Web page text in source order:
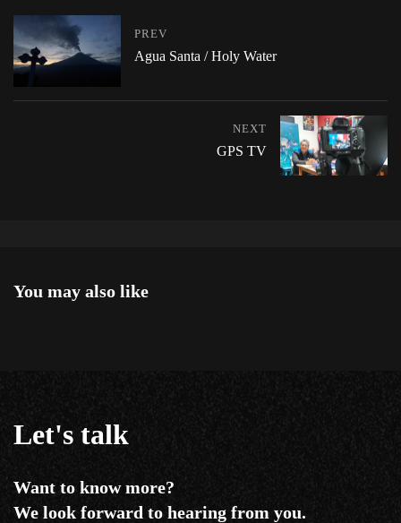
PREV
Agua Santa / Holy Water
NEXT
GPS TV
You may also like
Let's talk
Want to know more?
We look forward to hearing from you.